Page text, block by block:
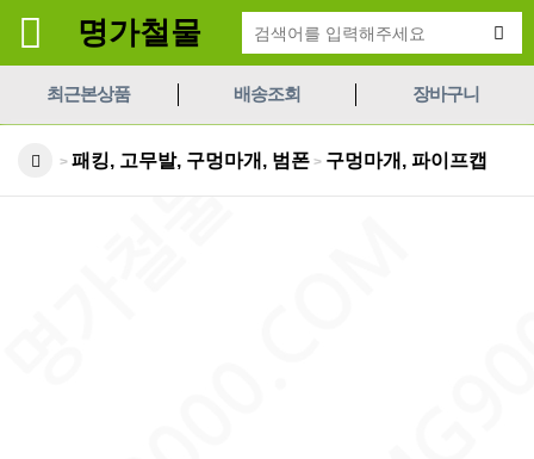
명가철물
최근본상품 배송조회 장바구니
> 패킹, 고무발, 구멍마개, 범폰 > 구멍마개, 파이프캡